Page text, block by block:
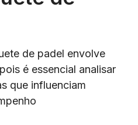
de padel envolve
é essencial analisar
que influenciam